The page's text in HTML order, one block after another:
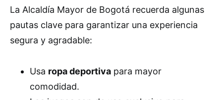
La Alcaldía Mayor de Bogotá recuerda algunas
pautas clave para garantizar una experiencia
segura y agradable:
Usa ropa deportiva para mayor
comodidad.